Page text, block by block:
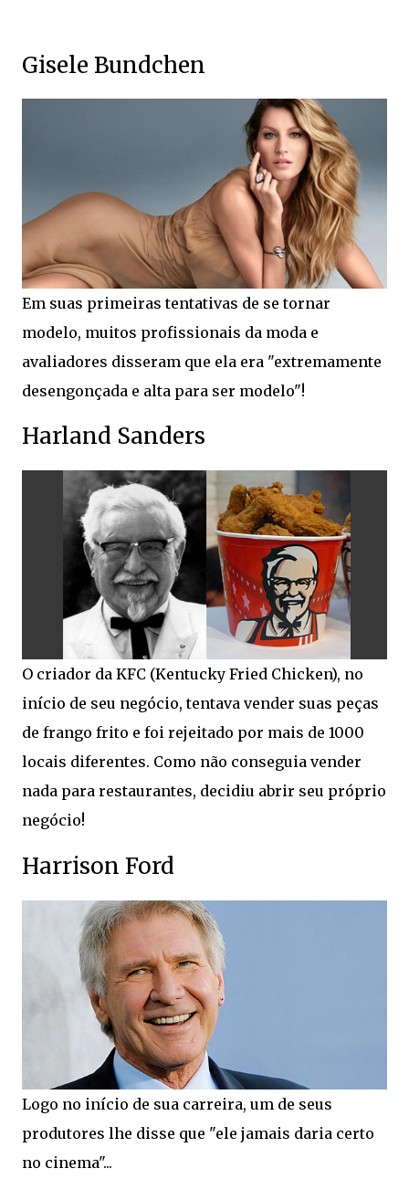
Gisele Bundchen
Em suas primeiras tentativas de se tornar
modelo, muitos profissionais da moda e
avaliadores disseram que ela era "extremamente
desengonçada e alta para ser modelo"!
Harland Sanders
O criador da KFC (Kentucky Fried Chicken), no
início de seu negócio, tentava vender suas peças
de frango frito e foi rejeitado por mais de 1000
locais diferentes. Como não conseguia vender
nada para restaurantes, decidiu abrir seu próprio
negócio!
Harrison Ford
Logo no início de sua carreira, um de seus
produtores lhe disse que "ele jamais daria certo
no cinema"...